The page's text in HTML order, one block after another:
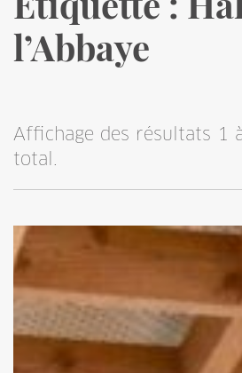
Vidéos
Contact
l’Abbaye
Affichage des résultats 1
total.